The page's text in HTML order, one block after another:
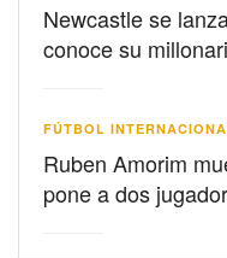
Newcastle se
conoce su
FÚTBOL
Ruben Amorim
pone a dos